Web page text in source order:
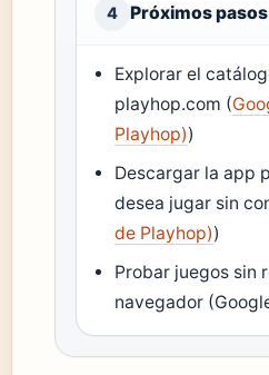
4 Próximos pasos
Explorar el
playhop.com (
Playhop))
Descargar la app
desea jugar sin
de Playhop))
Probar juegos sin
navegador